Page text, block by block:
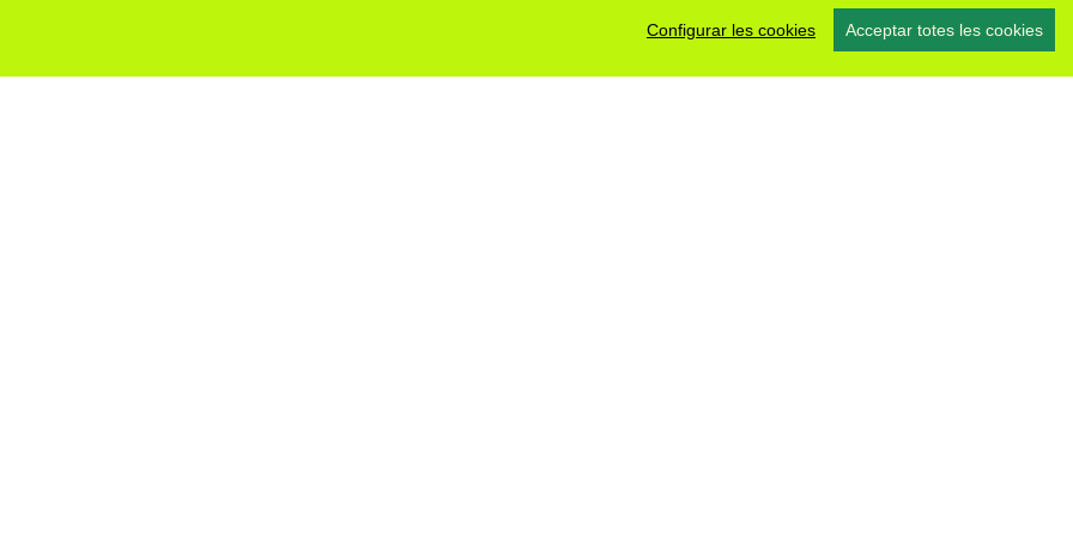
Configurar les cookies Acceptar totes les cookies